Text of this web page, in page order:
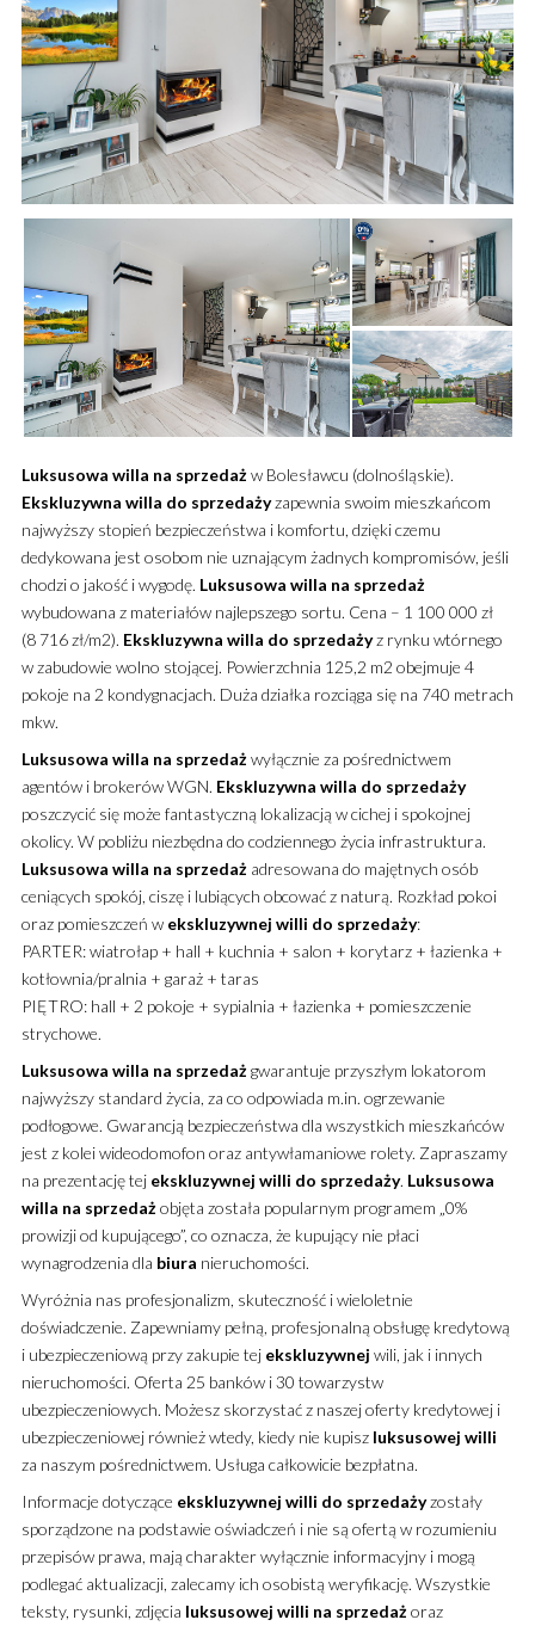
Luksusowa willa na sprzedażw Bolesławcu (dolnośląskie).
Ekskluzywna willa do sprzedażyzapewnia swoim mieszkańcom
najwyższy stopień bezpieczeństwa i komfortu, dzięki czemu
dedykowana jest osobom nie uznającym żadnych kompromisów, jeśli
chodzi o jakość i wygodę. Luksusowa willa na sprzedaż
wybudowana z materiałów najlepszego sortu. Cena – 1 100 000 zł
(8 716 zł/m2). Ekskluzywna willa do sprzedażyz rynku wtórnego
w zabudowie wolno stojącej. Powierzchnia 125,2 m2 obejmuje 4
pokoje na 2 kondygnacjach. Duża działka rozciąga się na 740 metrach
mkw.
Luksusowa willa na sprzedażwyłącznie za pośrednictwem
agentów i brokerów WGN. Ekskluzywna willa do sprzedaży
poszczycić się może fantastyczną lokalizacją w cichej i spokojnej
okolicy. W pobliżu niezbędna do codziennego życia infrastruktura.
Luksusowa willa na sprzedażadresowana do majętnych osób
ceniących spokój, ciszę i lubiących obcować z naturą. Rozkład pokoi
oraz pomieszczeń w ekskluzywnej willi do sprzedaży:
PARTER: wiatrołap + hall + kuchnia + salon + korytarz + łazienka +
kotłownia/pralnia + garaż + taras
PIĘTRO: hall + 2 pokoje + sypialnia + łazienka + pomieszczenie
strychowe.
Luksusowa willa na sprzedażgwarantuje przyszłym lokatorom
najwyższy standard życia, za co odpowiada m.in. ogrzewanie
podłogowe. Gwarancją bezpieczeństwa dla wszystkich mieszkańców
jest z kolei wideodomofon oraz antywłamaniowe rolety. Zapraszamy
na prezentację tej ekskluzywnej willi do sprzedaży. Luksusowa
willa na sprzedażobjęta została popularnym programem „0%
prowizji od kupującego”, co oznacza, że kupujący nie płaci
wynagrodzenia dla biura nieruchomości.
Wyróżnia nas profesjonalizm, skuteczność i wieloletnie
doświadczenie. Zapewniamy pełną, profesjonalną obsługę kredytową
i ubezpieczeniową przy zakupie tej ekskluzywnej wili, jak i innych
nieruchomości. Oferta 25 banków i 30 towarzystw
ubezpieczeniowych. Możesz skorzystać z naszej oferty kredytowej i
ubezpieczeniowej również wtedy, kiedy nie kupisz luksusowej willi
za naszym pośrednictwem. Usługa całkowicie bezpłatna.
Informacje dotyczące ekskluzywnej willi do sprzedażyzostały
sporządzone na podstawie oświadczeń i nie są ofertą w rozumieniu
przepisów prawa, mają charakter wyłącznie informacyjny i mogą
podlegać aktualizacji, zalecamy ich osobistą weryfikację. Wszystkie
teksty, rysunki, zdjęcia luksusowej willi na sprzedażoraz